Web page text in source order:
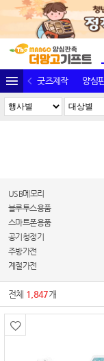
굿즈제작 양심
USB메모리
블루투스용품
스마트폰용품
공기청정기
주방가전
계절가전
전체 1,847개